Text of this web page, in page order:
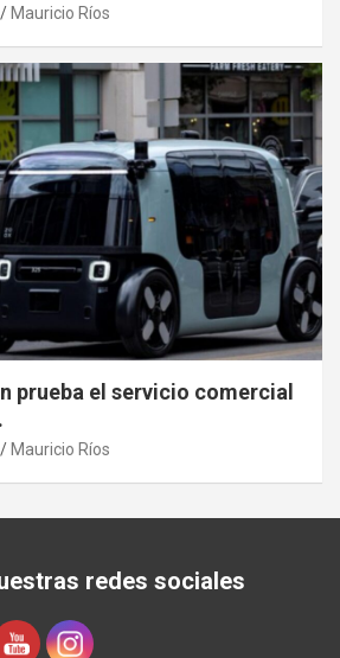
Mauricio Ríos
prueba el servicio comercial
Mauricio Ríos
redes sociales